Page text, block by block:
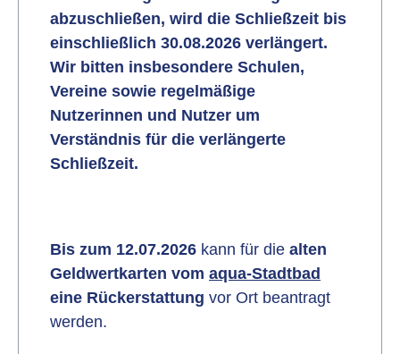
abzuschließen, wird die Schließzeit bis
einschließlich 30.08.2026 verlängert.
Wir bitten insbesondere Schulen,
Vereine sowie regelmäßige
Nutzerinnen und Nutzer um
Verständnis für die verlängerte
Schließzeit.
Bis zum 12.07.2026 kann für die alten
Geldwertkarten vom aqua-Stadtbad
eine Rückerstattung vor Ort beantragt
werden.